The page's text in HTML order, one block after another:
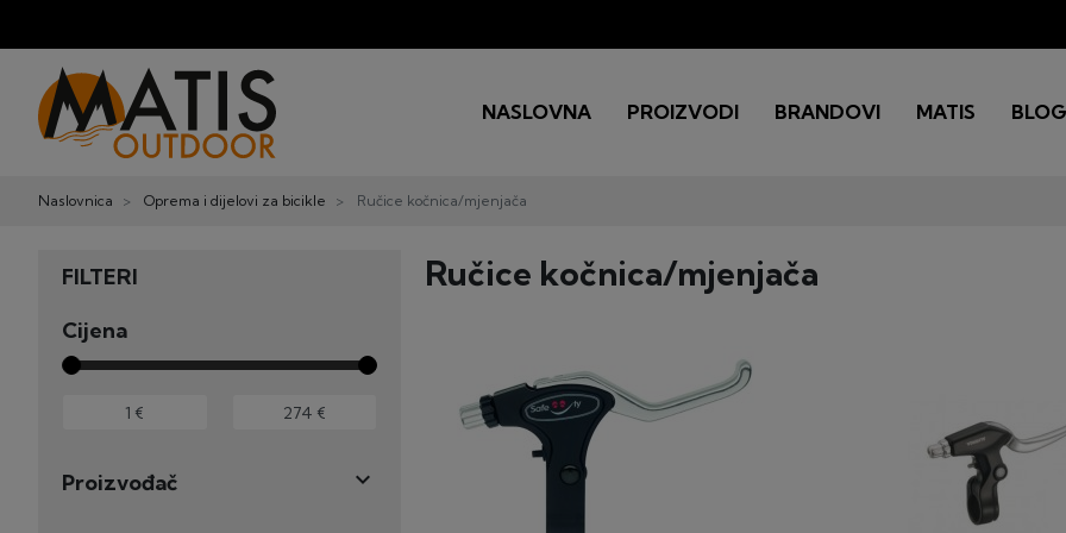
NASLOVNA PROIZVODI BRANDOVI MATIS BLOG
Naslovnica Oprema i dijelovi za bicikle Ručice kočnica/mjenjača
FILTERI
Cijena
Proizvođač 
Ručice kočnica/mjenjača